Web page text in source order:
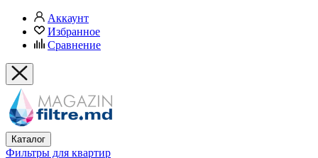
Аккаунт
Избранное
Сравнение
Каталог
Фильтры для квартир